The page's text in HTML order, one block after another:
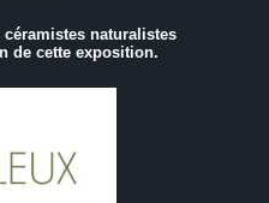
naturalistes
de cette exposition.